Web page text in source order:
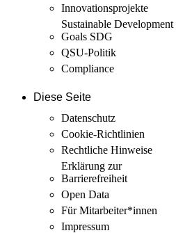
Innovations­projekte
Sustainable Development
Goals SDG
QSU-Politik
Compliance
Diese Seite
Datenschutz
Cookie-Richtlinien
Rechtliche Hinweise
Erklärung zur
Barrierefreiheit
Open Data
Für Mitarbeiter­*innen
Impressum